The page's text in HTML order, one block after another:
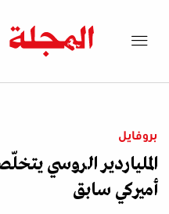
بروفايل
الملياردير الروسي
أميركي سابق